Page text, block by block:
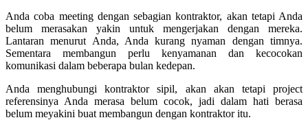
Anda coba meeting dengan sebagian kontraktor, akan tetapi Anda
belum merasakan yakin untuk mengerjakan dengan mereka.
Lantaran menurut Anda, Anda kurang nyaman dengan timnya.
Sementara membangun perlu kenyamanan dan kecocokan
komunikasi dalam beberapa bulan kedepan.
Anda menghubungi kontraktor sipil, akan akan tetapi project
referensinya Anda merasa belum cocok, jadi dalam hati berasa
belum meyakini buat membangun dengan kontraktor itu.